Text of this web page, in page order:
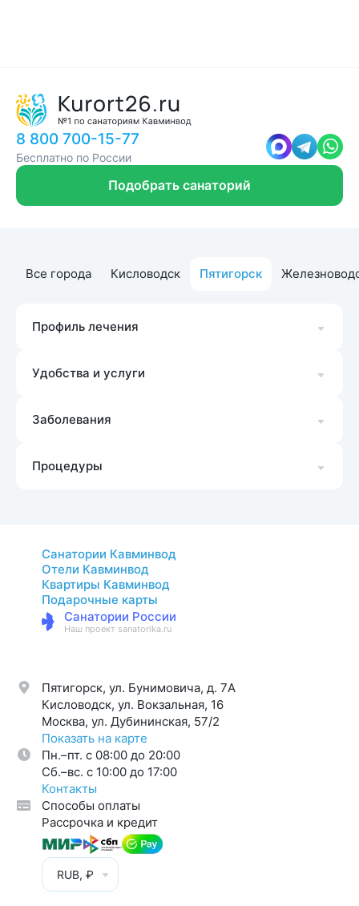
8 800 700-15-77
Бесплатно по России
Подобрать санаторий
Все города Кисловодск Пятигорск
Профиль лечения
Удобства и услуги
Заболевания
Процедуры
Санатории Кавминвод
Отели Кавминвод
Квартиры Кавминвод
Подарочные карты
Санатории России
Наш проект sanatorika.ru
Пятигорск, ул. Бунимовича, д. 7A
Кисловодск, ул. Вокзальная, 16
Москва, ул. Дубининская, 57/2
Показать на карте
Пн.–пт. с 08:00 до 20:00
Cб.–вс. с 10:00 до 17:00
Контакты
Способы оплаты
Рассрочка и кредит
RUB, ₽